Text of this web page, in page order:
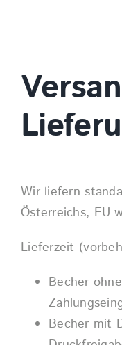
FAQ
Shop
Wir liefern
Österreichs, EU
Lieferzeit
Becher
Becher mit